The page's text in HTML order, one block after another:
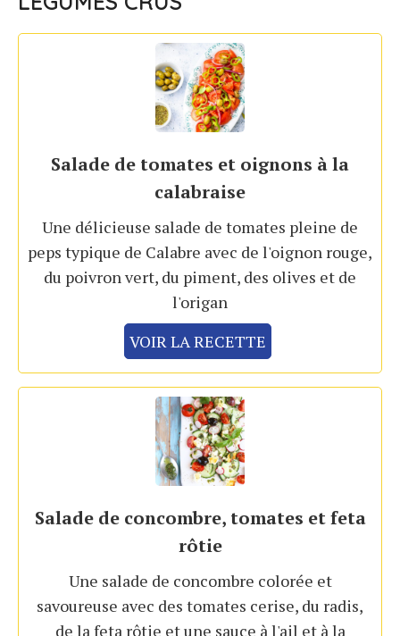
Salade de tomates et oignons à la
calabraise
Une délicieuse salade de tomates pleine de
peps typique de Calabre avec de l'oignon rouge,
du poivron vert, du piment, des olives et de
l'origan
VOIR LA RECETTE
Salade de concombre, tomates et feta
rôtie
Une salade de concombre colorée et
savoureuse avec des tomates cerise, du radis,
de la feta rôtie et une sauce à l'ail et à la